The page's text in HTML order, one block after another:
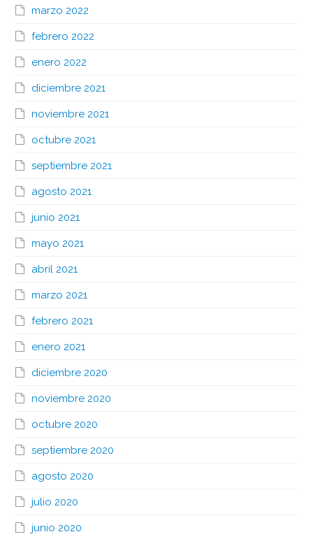
marzo 2022
febrero 2022
enero 2022
diciembre 2021
noviembre 2021
octubre 2021
septiembre 2021
agosto 2021
junio 2021
mayo 2021
abril 2021
marzo 2021
febrero 2021
enero 2021
diciembre 2020
noviembre 2020
octubre 2020
septiembre 2020
agosto 2020
julio 2020
junio 2020